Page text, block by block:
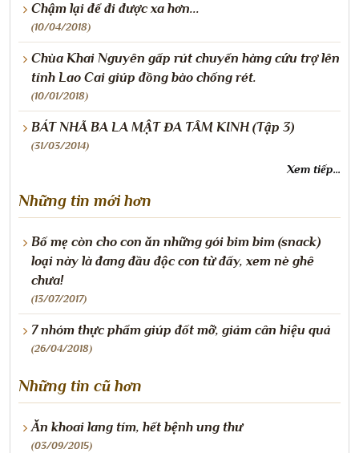
Chậm lại để đi được xa hơn...
(10/04/2018)
Chùa Khai Nguyên gấp rút chuyển hàng cứu trợ lên
tỉnh Lao Cai giúp đồng bào chống rét.
(10/01/2018)
BÁT NHÃ BA LA MẬT ĐA TÂM KINH (Tập 3)
(31/03/2014)
Xem tiếp...
Những tin mới hơn
Bố mẹ còn cho con ăn những gói bim bim (snack)
loại này là đang đầu độc con từ đấy, xem nè ghê
chưa!
(13/07/2017)
7 nhóm thực phẩm giúp đốt mỡ, giảm cân hiệu quả
(26/04/2018)
Những tin cũ hơn
Ăn khoai lang tím, hết bệnh ung thư
(03/09/2015)